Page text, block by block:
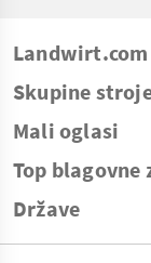
Landwirt.com
Skupine
Mali oglasi
Top blagovne
Države